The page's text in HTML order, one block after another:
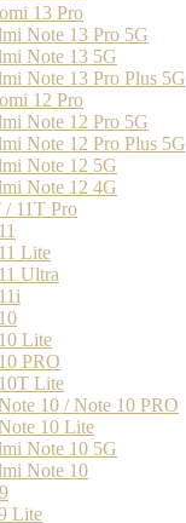
13 Pro
Note 13 Pro 5G
Note 13 5G
Note 13 Pro Plus 5G
12 Pro
Note 12 Pro 5G
Note 12 Pro Plus 5G
Note 12 5G
Note 12 4G
/ 11T Pro
Lite
Ultra
Lite
PRO
Lite
10 / Note 10 PRO
10 Lite
Note 10 5G
Note 10
Lite